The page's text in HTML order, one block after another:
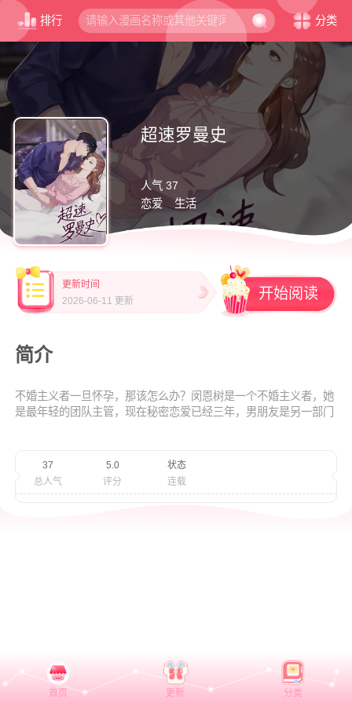
排行 分类
超速罗曼史
人气 37
恋爱
生活
更新时间
2026-06-11 更新
开始阅读
简介
不婚主义者一旦怀孕，那该怎么办？闵恩树是一个不婚主义者，她
是最年轻的团队主管，现在秘密恋爱已经三年，男朋友是另一部门
欢迎会上醉得一塌糊涂，借着酒劲，冲动之下与送她回家的下属职
员在过了一晚。恩树恢复清醒后，身体却未如她所愿，产生了一些
37
总人气
5.0
评分
状态
连载
首页 更新 分类